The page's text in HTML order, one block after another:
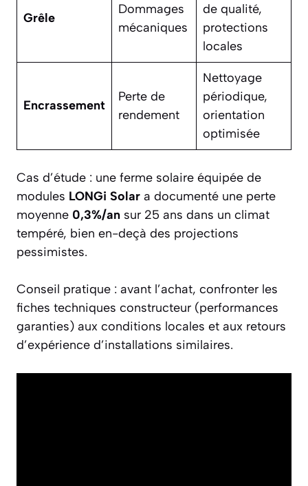
Grêle
Dommages
mécaniques
de qualité,
protections
locales
Encrassement
Perte de
rendement
Nettoyage
périodique,
orientation
optimisée
Cas d’étude : une ferme solaire équipée de
modules LONGi Solar a documenté une perte
moyenne 0,3%/an sur 25 ans dans un climat
tempéré, bien en-deçà des projections
pessimistes.
Conseil pratique : avant l’achat, confronter les
fiches techniques constructeur (performances
garanties) aux conditions locales et aux retours
d’expérience d’installations similaires.